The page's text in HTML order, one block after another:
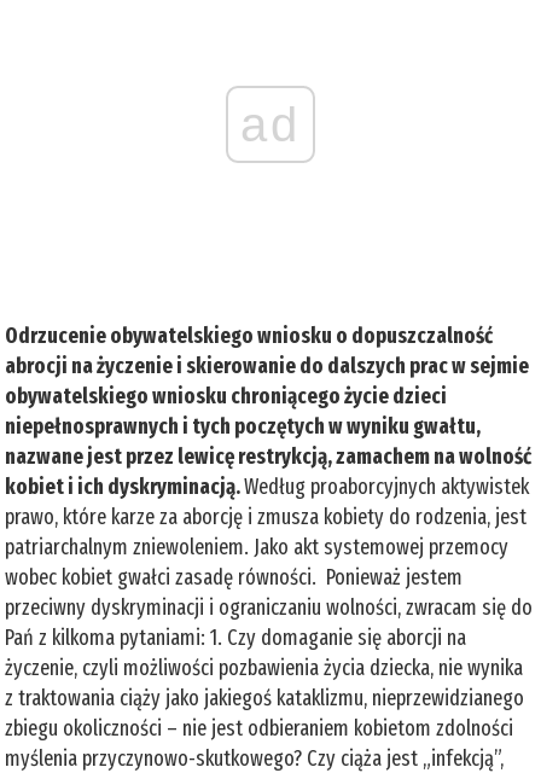
ad
Odrzucenie obywatelskiego wniosku o dopuszczalność
abrocji na życzenie i skierowanie do dalszych prac w sejmie
obywatelskiego wniosku chroniącego życie dzieci
niepełnosprawnych i tych poczętych w wyniku gwałtu,
nazwane jest przez lewicę restrykcją, zamachem na wolność
kobiet i ich dyskryminacją.Według proaborcyjnych aktywistek
prawo, które karze za aborcję i zmusza kobiety do rodzenia, jest
patriarchalnym zniewoleniem. Jako akt systemowej przemocy
wobec kobiet gwałci zasadę równości. Ponieważ jestem
przeciwny dyskryminacji i ograniczaniu wolności, zwracam się do
Pań z kilkoma pytaniami: 1. Czy domaganie się aborcji na
życzenie, czyli możliwości pozbawienia życia dziecka, nie wynika
z traktowania ciąży jako jakiegoś kataklizmu, nieprzewidzianego
zbiegu okoliczności – nie jest odbieraniem kobietom zdolności
myślenia przyczynowo-skutkowego? Czy ciąża jest „infekcją”,